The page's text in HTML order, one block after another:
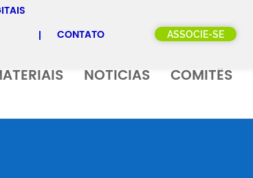
CONTATO ASSOCIE-SE
NOTICIAS COMITÊS